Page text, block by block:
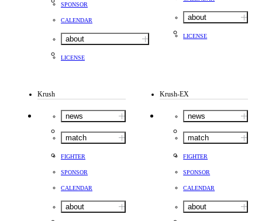
SPONSOR
CALENDAR
about
LICENSE
about
LICENSE
Krush
news
match
FIGHTER
SPONSOR
CALENDAR
about
Krush-EX
news
match
FIGHTER
SPONSOR
CALENDAR
about